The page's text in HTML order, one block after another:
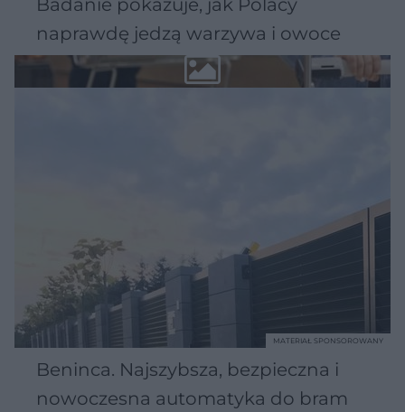
naprawdę jedzą warzywa i owoce
Beninca. Najszybsza, bezpieczna i
nowoczesna automatyka do bram
MATERIAŁ SPONSOROWANY